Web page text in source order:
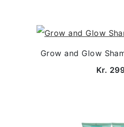
Grow and Glow
Kr.